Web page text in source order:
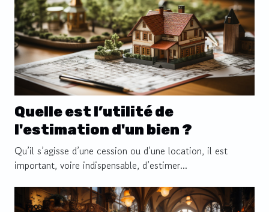
Quelle est l’utilité de
l'estimation d'un bien ?
Qu’il s’agisse d’une cession ou d’une location, il est
important, voire indispensable, d’estimer...